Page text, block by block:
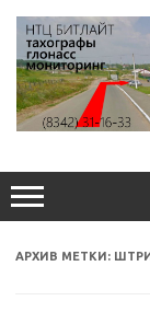
содержимому
АРХИВ МЕТКИ: